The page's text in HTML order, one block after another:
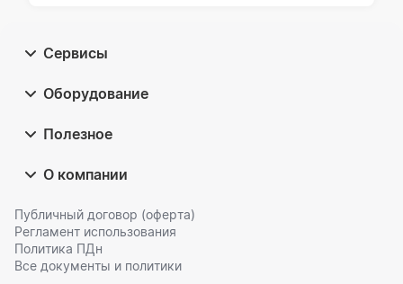
Сервисы
Оборудование
Полезное
О компании
Публичный договор (оферта)
Регламент использования
Политика ПДн
Все документы и политики